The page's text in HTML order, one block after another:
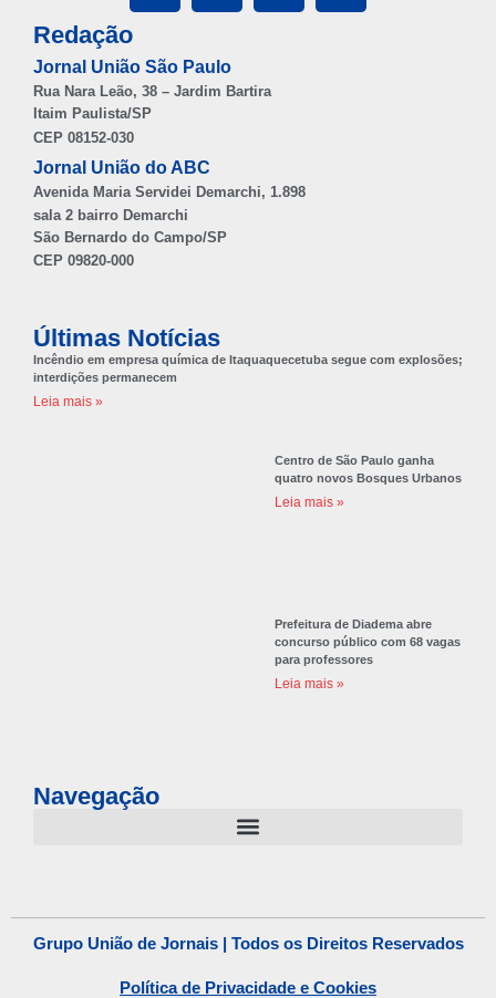
Redação
Jornal União São Paulo
Rua Nara Leão, 38 – Jardim Bartira
Itaim Paulista/SP
CEP 08152-030
Jornal União do ABC
Avenida Maria Servidei Demarchi, 1.898
sala 2 bairro Demarchi
São Bernardo do Campo/SP
CEP 09820-000
Últimas Notícias
Incêndio em empresa química de Itaquaquecetuba segue com explosões;
interdições permanecem
Leia mais »
Centro de São Paulo ganha
quatro novos Bosques Urbanos
Leia mais »
Prefeitura de Diadema abre
concurso público com 68 vagas
para professores
Leia mais »
Navegação
Grupo União de Jornais | Todos os Direitos Reservados
Política de Privacidade e Cookies